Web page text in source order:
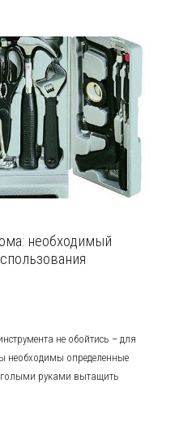
необходимый
не обойтись – для
определенные
голыми руками вытащить